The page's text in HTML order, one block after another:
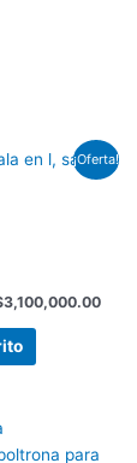
¡Oferta!
3,100,000.00
El